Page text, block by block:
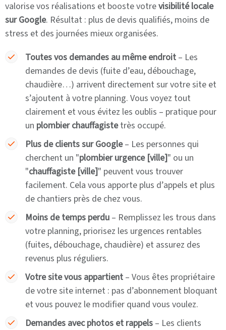
valorise vos réalisations et booste votrevisibilité locale
sur Google. Résultat : plus de devis qualifiés, moins de
stress et des journées mieux organisées.
Toutes vos demandes au même endroit – Les
demandes de devis (fuite d’eau, débouchage,
chaudière…) arrivent directement sur votre site et
s’ajoutent à votre planning. Vous voyez tout
clairement et vous évitez les oublis – pratique pour
un plombier chauffagistetrès occupé.
Plus de clients sur Google– Les personnes qui
cherchent un "plombier urgence [ville]" ou un
"chauffagiste [ville]" peuvent vous trouver
facilement. Cela vous apporte plus d’appels et plus
de chantiers près de chez vous.
Moins de temps perdu – Remplissez les trous dans
votre planning, priorisez les urgences rentables
(fuites, débouchage, chaudière) et assurez des
revenus plus réguliers.
Votre site vous appartient – Vous êtes propriétaire
de votre site internet : pas d’abonnement bloquant
et vous pouvez le modifier quand vous voulez.
Demandes avec photos et rappels – Les clients